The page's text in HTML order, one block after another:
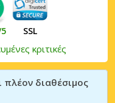
SSL
κριτικές
πλέον διαθέσιμος